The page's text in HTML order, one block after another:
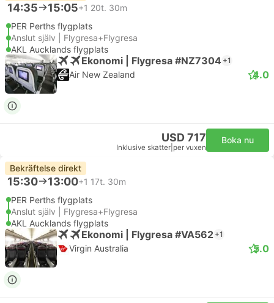
14:35 15:05+1 20t. 30m
PER Perths flygplats
Anslut själv | Flygresa+Flygresa
AKL Aucklands flygplats
Ekonomi | Flygresa #NZ7304 +1
Air New Zealand 4.0
USD 717
Inklusive skatter per vuxen
Boka nu
Bekräftelse direkt
15:30 13:00+1 17t. 30m
PER Perths flygplats
Anslut själv | Flygresa+Flygresa
AKL Aucklands flygplats
Ekonomi | Flygresa #VA562 +1
Virgin Australia 5.0